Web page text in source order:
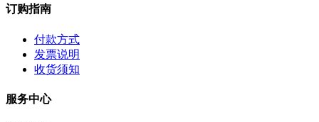
订购指南
付款方式
发票说明
收货须知
服务中心